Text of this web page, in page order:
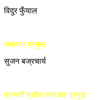
विदुर फुँयाल
समाचार प्रमुख
सुजन बज्रचार्य
बागमती प्रदेश समाचार प्रमुख